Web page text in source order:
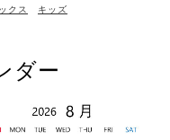
クス キッズ
ダー